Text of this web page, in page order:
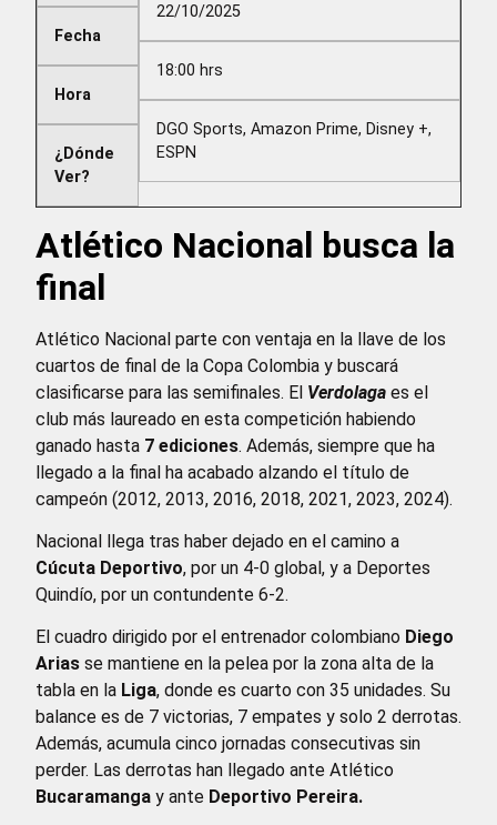
Fecha
Hora
¿Dónde
Ver?
22/10/2025
18:00 hrs
DGO Sports, Amazon Prime, Disney +,
ESPN
Atlético Nacional busca la
final
Atlético Nacional parte con ventaja en la llave de los
cuartos de final de la Copa Colombia y buscará
clasificarse para las semifinales. El Verdolaga es el
club más laureado en esta competición habiendo
ganado hasta 7 ediciones. Además, siempre que ha
llegado a la final ha acabado alzando el título de
campeón (2012, 2013, 2016, 2018, 2021, 2023, 2024).
Nacional llega tras haber dejado en el camino a
Cúcuta Deportivo, por un 4-0 global, y a Deportes
Quindío, por un contundente 6-2.
El cuadro dirigido por el entrenador colombiano Diego
Arias se mantiene en la pelea por la zona alta de la
tabla en la Liga, donde es cuarto con 35 unidades. Su
balance es de 7 victorias, 7 empates y solo 2 derrotas.
Además, acumula cinco jornadas consecutivas sin
perder. Las derrotas han llegado ante Atlético
Bucaramanga y ante Deportivo Pereira.